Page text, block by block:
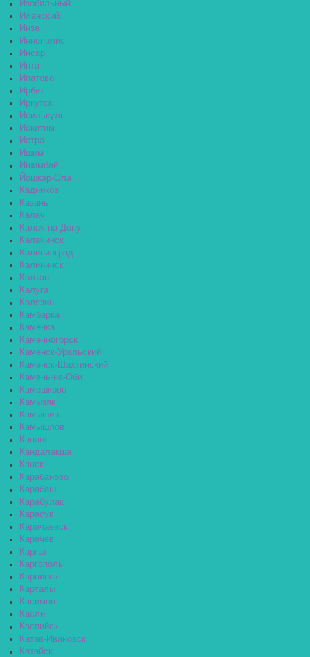
Изобильный
Иланский
Инза
Иннополис
Инсар
Инта
Ипатово
Ирбит
Иркутск
Исилькуль
Искитим
Истра
Ишим
Ишимбай
Йошкар-Ола
Кадников
Казань
Калач
Калач-на-Дону
Калачинск
Калининград
Калининск
Калтан
Калуга
Калязин
Камбарка
Каменка
Каменногорск
Каменск-Уральский
Каменск-Шахтинский
Камень-на-Оби
Камешково
Камызяк
Камышин
Камышлов
Канаш
Кандалакша
Канск
Карабаново
Карабаш
Карабулак
Карасук
Карачаевск
Карачев
Каргат
Каргополь
Карпинск
Карталы
Касимов
Касли
Каспийск
Катав-Ивановск
Катайск